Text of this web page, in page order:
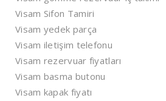
Visam Sifon Tamiri
Visam yedek parça
Visam iletişim telefonu
Visam rezervuar fiyatları
Visam basma butonu
Visam kapak fiyatı